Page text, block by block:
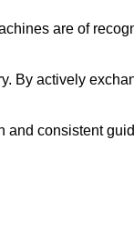
are of
By actively
consistent